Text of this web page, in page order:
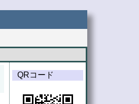
QRコード